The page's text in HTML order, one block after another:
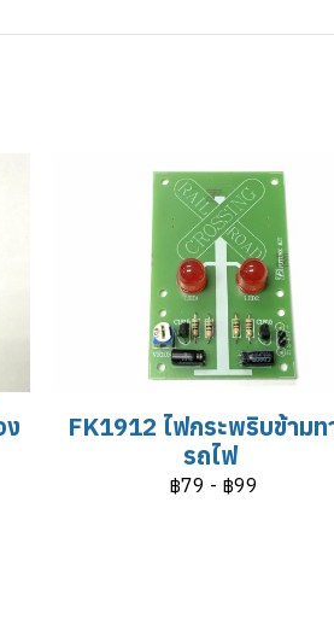
ง
FK1912 ไฟกระพริบข้ามท
รถไฟ
฿79 - ฿99